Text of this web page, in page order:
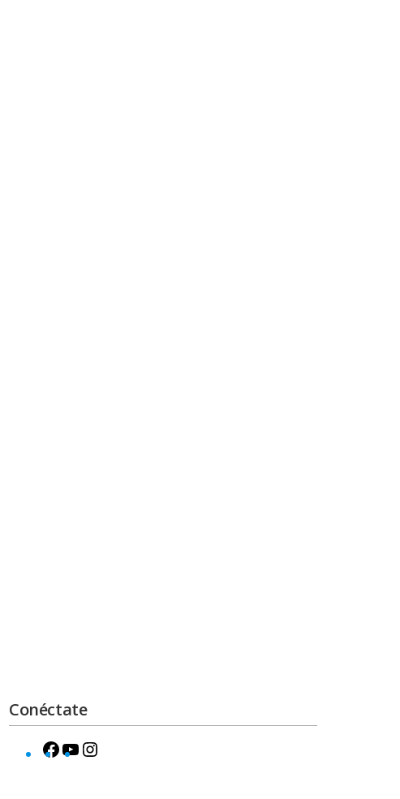
Conéctate